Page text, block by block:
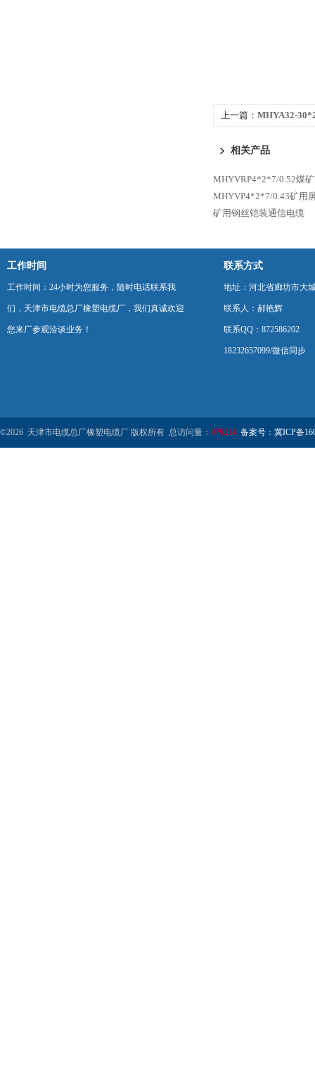
上一篇： MHYA32-
相关产品
MHYVRP4*2*7/0.52煤
MHYVP4*2*7/0.43矿用
矿用钢丝铠装通信电缆
工作时间
工作时间：24小时为您服务，随时电话联系我
们，天津市电缆总厂橡塑电缆厂，我们真诚欢迎
您来厂参观洽谈业务！
联系方式
地址：河北省廊坊市大
联系人：郝艳辉
联系QQ：872586202
18232657099/微信同步
©2026 天津市电缆总厂橡塑电缆厂 版权所有 总访问量： 976214 备案号：冀ICP备